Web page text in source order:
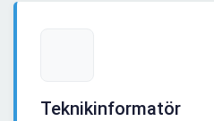
Teknikinformatör